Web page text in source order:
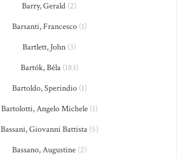
Barry, Gerald (2)
Barsanti, Francesco(1)
Bartlett, John (3)
Bartók, Béla(183)
Bartoldo, Sperindio(1)
Bartolotti, Angelo Michele(1)
Bassani, Giovanni Battista(5)
Bassano, Augustine(2)